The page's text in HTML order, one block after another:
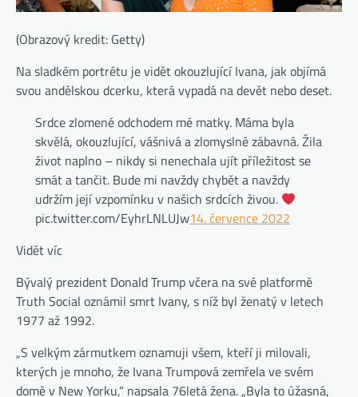
(Obrazový kredit: Getty)
Na sladkém portrétu je vidět okouzlující Ivana, jak objímá
svou andělskou dcerku, která vypadá na devět nebo deset.
Srdce zlomené odchodem mé matky. Máma byla
skvělá, okouzlující, vášnivá a zlomyslně zábavná. Žila
život naplno – nikdy si nenechala ujít příležitost se
smát a tančit. Bude mi navždy chybět a navždy
udržím její vzpomínku v našich srdcích živou.
pic.twitter.com/EyhrLNLUJw14. července 2022
Vidět víc
Bývalý prezident Donald Trump včera na své platformě
Truth Social oznámil smrt Ivany, s níž byl ženatý v letech
1977 až 1992.
„S velkým zármutkem oznamuji všem, kteří ji milovali,
kterých je mnoho, že Ivana Trumpová zemřela ve svém
domě v New Yorku,“ napsala 76letá žena. „Byla to úžasná,